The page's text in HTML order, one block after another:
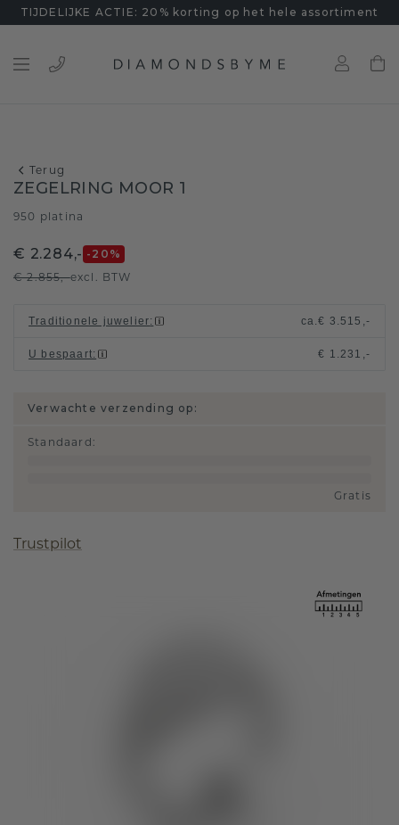
TIJDELIJKE ACTIE: 20% korting op het hele assortiment
Terug
ZEGELRING MOOR 1
950 platina
€ 2.284,- -20 %
€ 2.855,-excl. BTW
Traditionele juwelier: ca.€ 3.515,-
U bespaart: € 1.231,-
Verwachte verzending op:
Standaard :
Gratis
Trustpilot